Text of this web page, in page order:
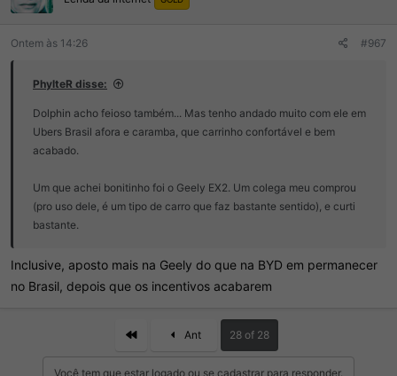
s
Ontem às 14:26 #967
PhylteR disse:
Dolphin acho feioso também... Mas tenho andado muito com ele em
Ubers Brasil afora e caramba, que carrinho confortável e bem
acabado.
Um que achei bonitinho foi o Geely EX2. Um colega meu comprou
(pro uso dele, é um tipo de carro que faz bastante sentido), e curti
bastante.
Inclusive, aposto mais na Geely do que na BYD em permanecer
no Brasil, depois que os incentivos acabarem
First Ant 28 of 28
Você tem que estar logado ou se cadastrar para responder.